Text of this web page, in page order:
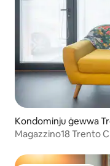
Kondominju ġewwa
Magazzino18 Trento